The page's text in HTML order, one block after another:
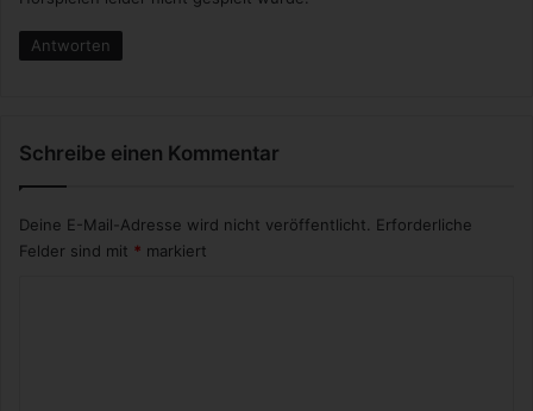
Antworten
Schreibe einen Kommentar
Deine E-Mail-Adresse wird nicht veröffentlicht.
Erforderliche
Felder sind mit * markiert